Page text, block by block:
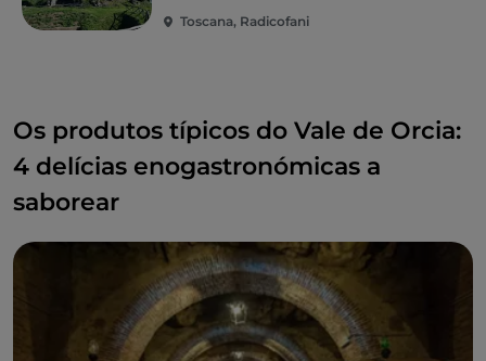
de Radicofani: além de dominar o panorama rico em
Toscana, Radicofani
Os produtos típicos do Vale de Orcia:
4 delícias enogastronómicas a
saborear